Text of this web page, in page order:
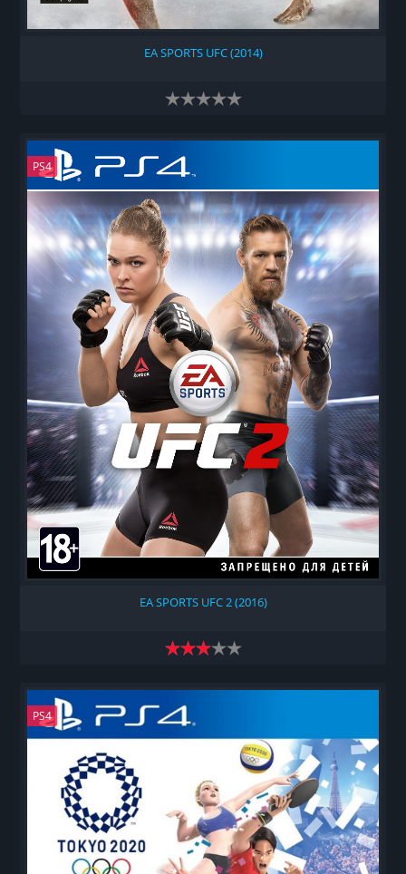
EA SPORTS UFC (2014)
PS4
EA SPORTS UFC 2 (2016)
PS4